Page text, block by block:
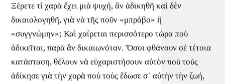
Ξέρετε τί χαρὰ ἔχει μιὰ ψυχή, ἂν ἀδικηθῆ καὶ δὲν
δικαιολογηθῆ, γιὰ νὰ τῆς ποῦν «μπράβο» ἢ
«συγγνώμην»; Καὶ χαίρεται περισσότερο τώρα ποὺ
ἀδικεῖται, παρὰ ἂν δικαιωνόταν. Ὅσοι φθάνουν σὲ τέτοια
κατάσταση, θέλουν νὰ εὐχαριστήσουν αὐτὸν ποὺ τοὺς
ἀδίκησε γιὰ τὴν χαρὰ ποὺ τοὺς ἔδωσε σ᾿ αὐτὴν τὴν ζωή,